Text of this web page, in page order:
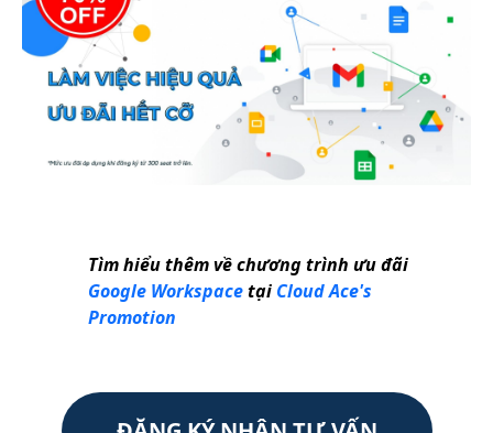
Tìm hiểu thêm về chương trình ưu đãi
Google Workspacetại Cloud Ace's
Promotion